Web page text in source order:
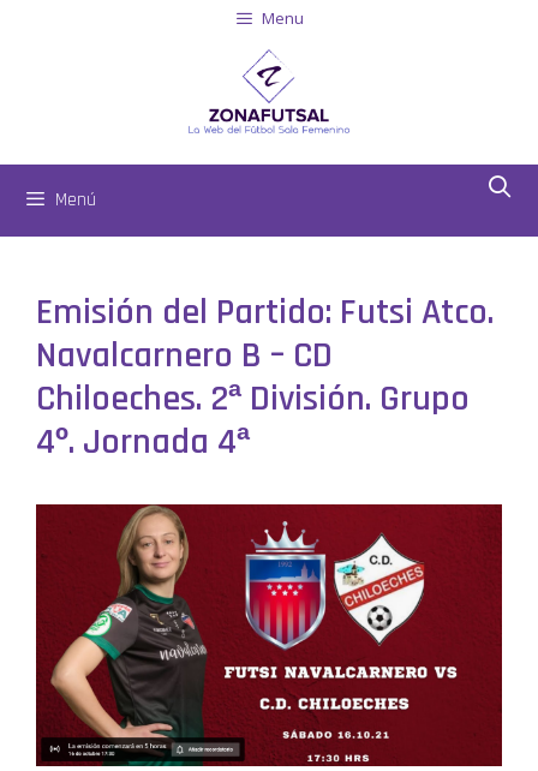
Menu
Menú
Emisión del Partido: Futsi Atco.
Navalcarnero B – CD
Chiloeches. 2ª División. Grupo
4º. Jornada 4ª